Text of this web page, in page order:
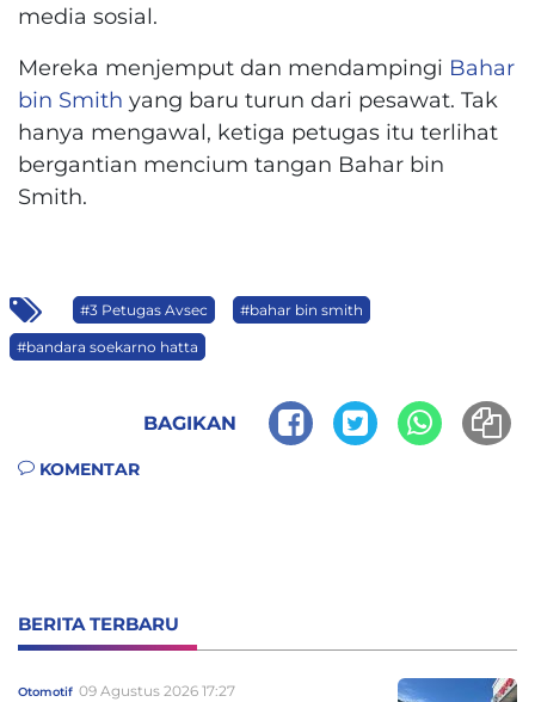
media sosial.
Mereka menjemput dan mendampingi Bahar
bin Smith yang baru turun dari pesawat. Tak
hanya mengawal, ketiga petugas itu terlihat
bergantian mencium tangan Bahar bin
Smith.
#3 Petugas Avsec #bahar bin smith
#bandara soekarno hatta
BAGIKAN
KOMENTAR
BERITA TERBARU
Otomotif 09 Agustus 2026 17:27